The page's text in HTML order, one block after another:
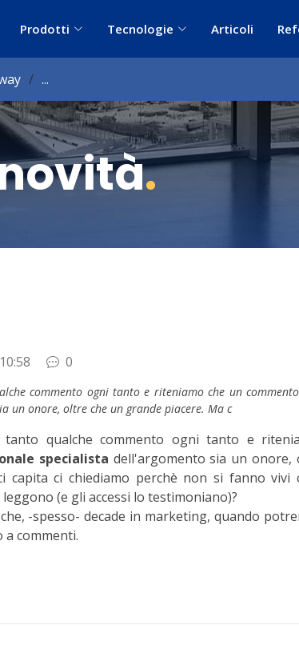
Prodotti Tecnologie Articoli
...
.
0
commento ogni tanto e riteniamo che un
un onore, oltre che un grande piacere. Ma c
qualche commento ogni tanto e
specialista dell'argomento sia un onore,
capita ci chiediamo perchè non si fanno vivi
(e gli accessi lo testimoniano)?
-spesso- decade in marketing, quando
commenti.